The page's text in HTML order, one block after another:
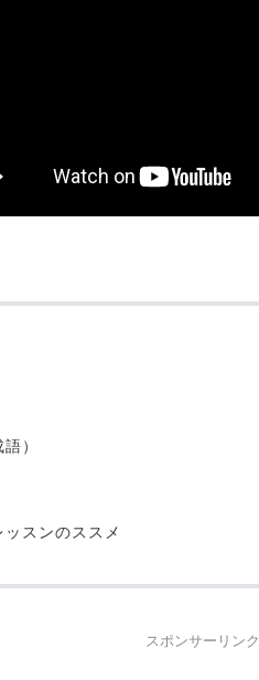
）
スンのススメ
スポンサーリンク